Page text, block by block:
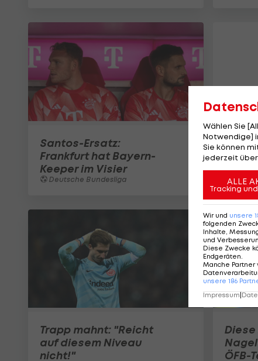
Santos-Ersatz:
Frankfurt hat Bayern-
Keeper im Visier
Deutsche Bundesliga
Trapp mahnt: "Reicht
auf diesem Niveau
nicht!"
Diese
ÖFB-
Wählen Sie
Notwendige]
Sie können
jederzeit über
ALLE
Tracking
Wir und unsere
folgenden
Inhalte,
und
Diese Zwecke
Endgeräten.
Manche
unsere 186
Impressum